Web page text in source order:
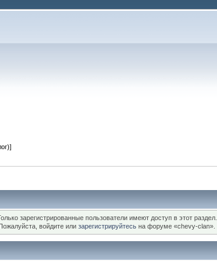
зарегистрированные пользователи имеют доступ в этот раздел.
Пожалуйста, войдите илизарегистрируйтесь на форуме «chevy-clan».